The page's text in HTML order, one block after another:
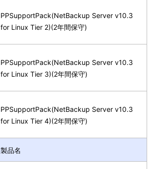
PPSupportPack(NetBackup Server v10.3
for Linux Tier 2)(2年間保守)
PPSupportPack(NetBackup Server v10.3
for Linux Tier 3)(2年間保守)
PPSupportPack(NetBackup Server v10.3
for Linux Tier 4)(2年間保守)
製品名